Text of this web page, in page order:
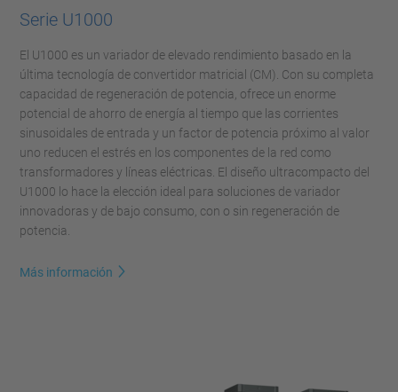
Serie U1000
El U1000 es un variador de elevado rendimiento basado en la
última tecnología de convertidor matricial (CM). Con su completa
capacidad de regeneración de potencia, ofrece un enorme
potencial de ahorro de energía al tiempo que las corrientes
sinusoidales de entrada y un factor de potencia próximo al valor
uno reducen el estrés en los componentes de la red como
transformadores y líneas eléctricas. El diseño ultracompacto del
U1000 lo hace la elección ideal para soluciones de variador
innovadoras y de bajo consumo, con o sin regeneración de
potencia.
Más información